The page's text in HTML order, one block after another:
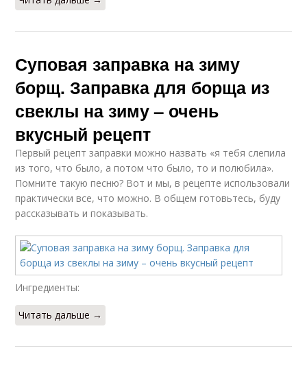
Суповая заправка на зиму
борщ. Заправка для борща из
свеклы на зиму – очень
вкусный рецепт
Первый рецепт заправки можно назвать «я тебя слепила
из того, что было, а потом что было, то и полюбила».
Помните такую песню? Вот и мы, в рецепте использовали
практически все, что можно. В общем готовьтесь, буду
рассказывать и показывать.
Ингредиенты:
Читать дальше →